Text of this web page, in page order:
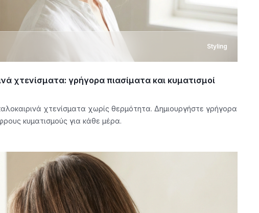
Styling
χτενίσματα: γρήγορα πιασίματα και κυματισμοί
χτενίσματα χωρίς θερμότητα. Δημιουργήστε γρήγορα
κυματισμούς για κάθε μέρα.